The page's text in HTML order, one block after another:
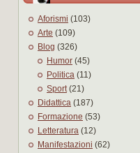
Aforismi (103)
Arte (109)
Blog (326)
Humor (45)
Politica (11)
Sport(21)
Didattica (187)
Formazione (53)
Letteratura (12)
Manifestazioni (62)